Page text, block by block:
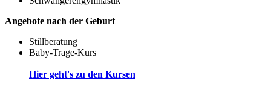
Angebote nach der Geburt
Stillberatung
Baby-Trage-Kurs
Hier geht's zu den Kursen